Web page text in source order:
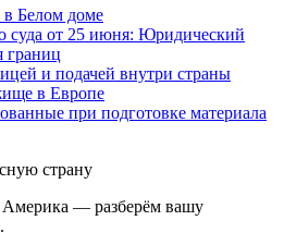
в Белом доме
суда от 25 июня: Юридический
границ
и подачей внутри страны
в Европе
при подготовке материала
страну
— разберём вашу